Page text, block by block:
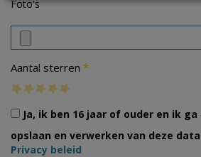
Foto's
Aantal sterren *
Ja, ik ben 16 jaar of ouder en ik
opslaan en verwerken van deze
Privacy beleid